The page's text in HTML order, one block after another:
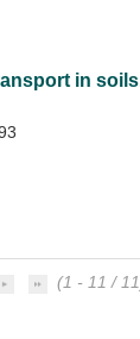
in
(1 - 11 /